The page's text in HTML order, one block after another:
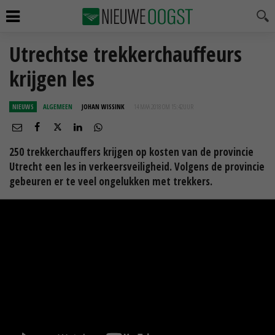
Utrechtse trekkerchauffeurs
krijgen les
NIEUWS ALGEMEEN JOHAN WISSINK 14 MAA 2018 OM 15:42
250 trekkerchauffers krijgen op kosten van de provincie
Utrecht een les in verkeersveiligheid. Volgens de provincie
gebeuren er te veel ongelukken met trekkers.